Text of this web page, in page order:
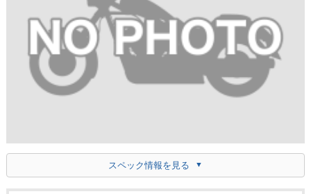
スペック情報を見る